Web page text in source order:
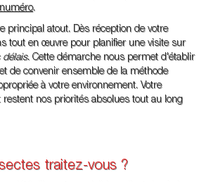
.
principal atout. Dès réception de votre
tout en œuvre pour planifier une visite sur
délais. Cette démarche nous permet d'établir
de convenir ensemble de la méthode
à votre environnement. Votre
restent nos priorités absolues tout au long
traitez-vous ?